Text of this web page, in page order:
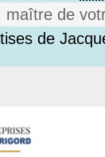
maître de
de